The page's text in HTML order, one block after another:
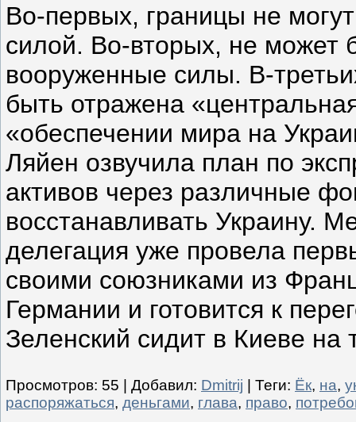
Во-первых, границы не
силой. Во-вторых, не может
вооруженные силы. В-
быть отражена
«обеспечении мира на
Ляйен озвучила план по
активов через различные
восстанавливать Украину.
делегация уже провела
своими союзниками из
Германии и готовится к
Зеленский сидит в Киеве на
Просмотров: 55 Добавил: Dmitrij Теги: Ёк, на,
распоряжаться, деньгами, глава, право,